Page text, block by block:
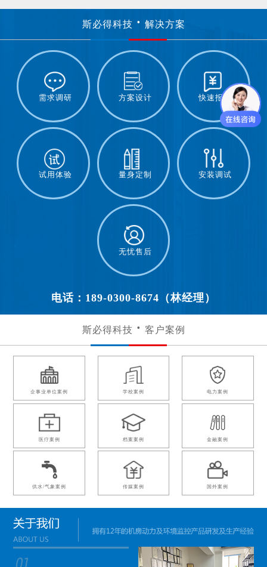
斯必得科技 解决方案
需求调研 方案设计 快速报价
试用体验 量身定制 安装调试
无忧售后
电话：189-0300-8674（林经理）
斯必得科技 客户案例
企事业单位案例 学校案例 电力案例
医疗案例 档案案例 金融案例
供水/气象案例 传媒案例 国外案例